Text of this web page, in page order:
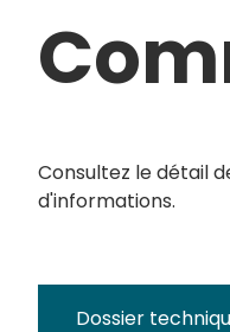
Consultez le détail
d'informations.
Dossier